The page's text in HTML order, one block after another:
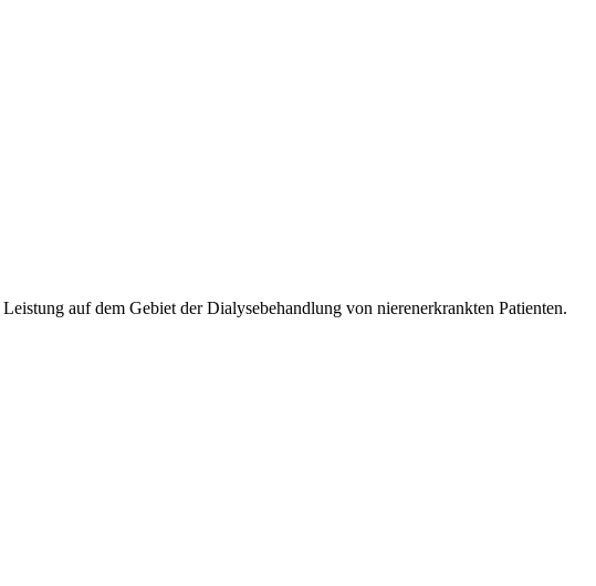
auf dem Gebiet der Dialysebehandlung von nierenerkrankten Patienten.